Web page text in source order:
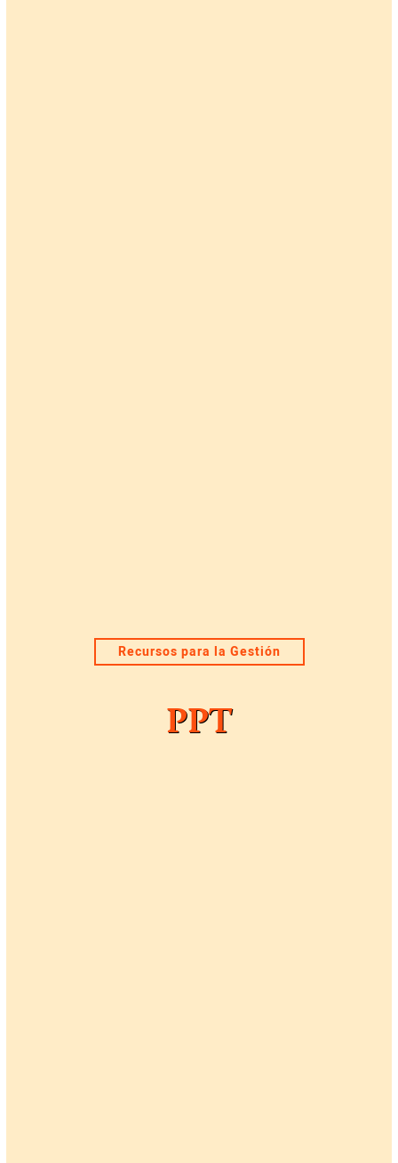
Recursos para la Gestión
PPT